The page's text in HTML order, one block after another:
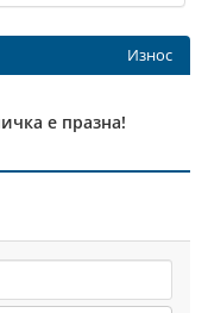
Износ
е празна!